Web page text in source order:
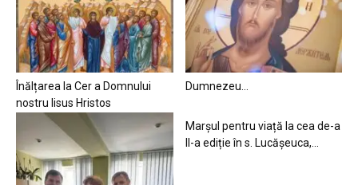
Înălțarea la Cer a Domnului
nostru Iisus Hristos
Dumnezeu…
Marșul pentru viață la cea de-a
II-a ediție în s. Lucășeuca,...